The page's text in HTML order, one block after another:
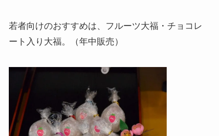
若者向けのおすすめは、フルーツ大福・チョコレ
ート入り大福。（年中販売）